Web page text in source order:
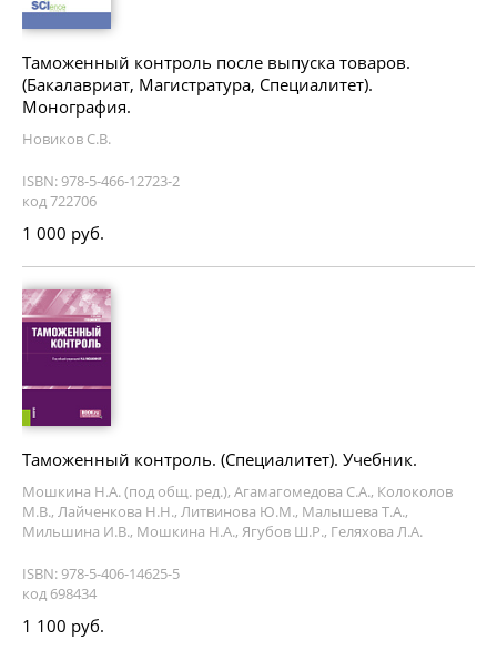
Таможенный контроль после выпуска товаров.
(Бакалавриат, Магистратура, Специалитет).
Монография.
Новиков С.В.
ISBN: 978-5-466-12723-2
код 722706
1 000 руб.
Таможенный контроль. (Специалитет). Учебник.
Мошкина Н.А. (под общ. ред.), Агамагомедова С.А., Колоколов
М.В., Лайченкова Н.Н., Литвинова Ю.М., Малышева Т.А.,
Мильшина И.В., Мошкина Н.А., Ягубов Ш.Р., Геляхова Л.А.
ISBN: 978-5-406-14625-5
код 698434
1 100 руб.